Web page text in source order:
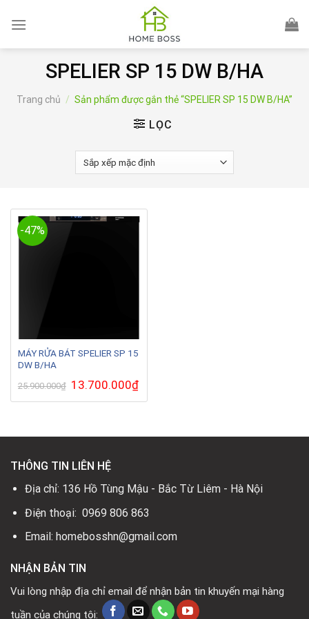
SPELIER SP 15 DW B/HA
Trang chủ / Sản phẩm được gắn thẻ “SPELIER SP 15 DW B/HA”
LỌC
-47%
MÁY RỬA BÁT SPELIER SP 15
DW B/HA
25.900.000₫ Giá
gốc
là:
13.700.000₫Giá
hiện
tại
THÔNG TIN LIÊN HỆ
Địa chỉ: 136 Hồ Tùng Mậu - Bắc Từ Liêm - Hà Nội
Điện thoại: 0969 806 863
Email: homebosshn@gmail.com
NHẬN BẢN TIN
Vui lòng nhập địa chỉ email để nhận bản tin khuyến mại hàng
tuần của chúng tôi: